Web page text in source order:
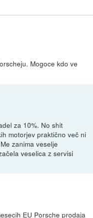
Mogoce kdo ve
za 10%. No shit
motorjev praktično več ni
zanima veselje
veselica z servisi
EU Porsche prodaja